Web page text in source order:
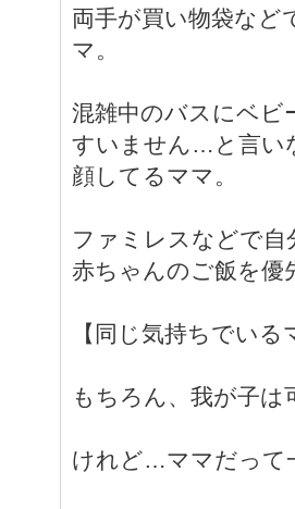
両手が買い物袋など
マ。
混雑中のバスにベビ
すいません…と言い
顔してるママ。
ファミレスなどで
赤ちゃんのご飯を優
【同じ気持ちでい
もちろん、我が子
けれど…ママだって